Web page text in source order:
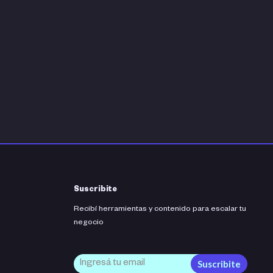
Suscribite
Recibí herramientas y contenido para escalar tu
negocio
Suscribite